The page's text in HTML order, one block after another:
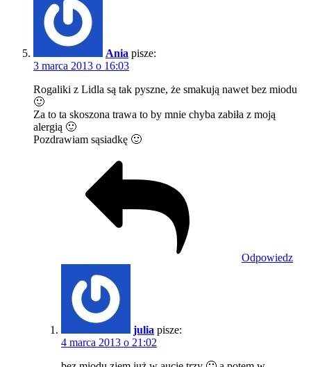
Ania pisze:
3 marca 2013 o 16:03
Rogaliki z Lidla są tak pyszne, że smakują nawet bez miodu
🙂
Za to ta skoszona trawa to by mnie chyba zabiła z moją
alergią 🙂
Pozdrawiam sąsiadkę 🙂
Odpowiedz
julia pisze:
4 marca 2013 o 21:02